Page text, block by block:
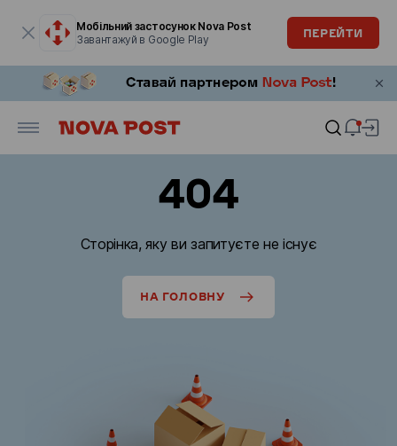
Мобільний застосунок Nova Post
Завантажуй в Google Play
ПЕРЕЙТИ
404
Сторінка, яку ви запитуєте не існує
НА ГОЛОВНУ